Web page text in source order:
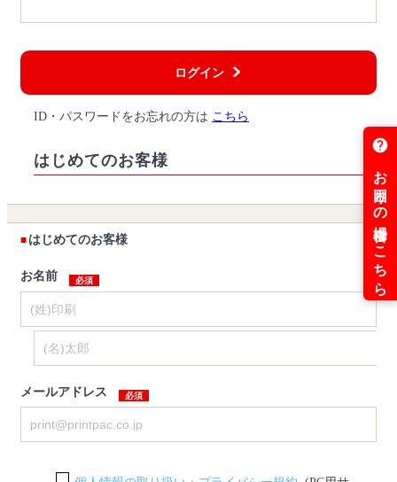
ログイン
ID・パスワードをお忘れの方は こちら
はじめてのお客様
はじめてのお客様
お名前
メールアドレス